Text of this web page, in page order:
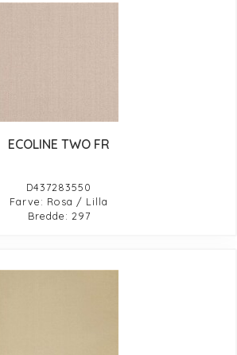
ECOLINE TWO FR
D437283550
Farve: Rosa / Lilla
Bredde: 297